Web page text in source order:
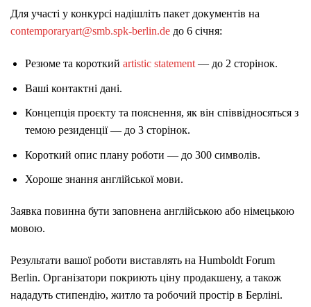
Для участі у конкурсі надішліть пакет документів на
contemporaryart@smb.spk-berlin.de до 6 січня:
Резюме та короткий artistic statement— до 2 сторінок.
Ваші контактні дані.
Концепція проєкту та пояснення, як він співвідносяться з
темою резиденції — до 3 сторінок.
Короткий опис плану роботи — до 300 символів.
Хороше знання англійської мови.
Заявка повинна бути заповнена англійською або німецькою
мовою.
Результати вашої роботи виставлять на Humboldt Forum
Berlin. Організатори покриють ціну продакшену, а також
нададуть стипендію, житло та робочий простір в Берліні.